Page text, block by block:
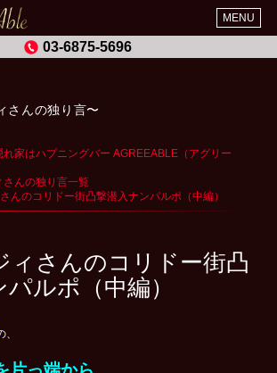
MENU
03-6875-5696
さんの独り言
家はハプニングバー AGREEABLE（アグリー
さんの独り言一覧
んのコリドー街凸撃潜入ナンパルポ（中編）
ィさんのコリドー街凸
ルポ（中編）
、